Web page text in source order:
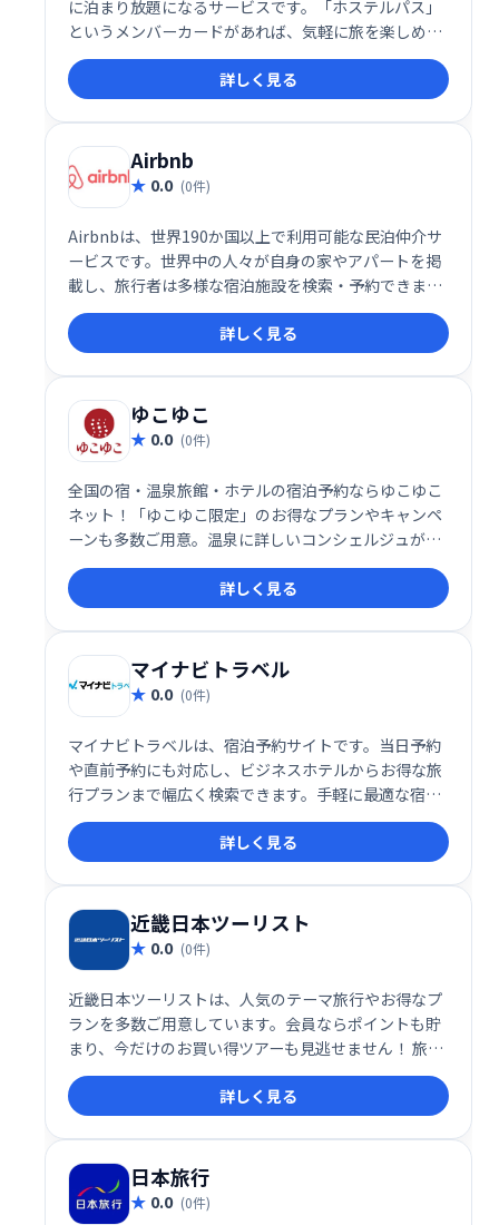
に泊まり放題になるサービスです。「ホステルパス」
というメンバーカードがあれば、気軽に旅を楽しめま
す。手軽な価格で、日本全国のホステルを自由に利用
できる、旅好きのための新しいスタイルの宿泊サービ
スです。
詳しく見る
Airbnb
0.0 (0件)
Airbnbは、世界190か国以上で利用可能な民泊仲介サ
ービスです。世界中の人々が自身の家やアパートを掲
載し、旅行者は多様な宿泊施設を検索・予約できま
す。個性的で魅力的な滞在先を見つけ、旅をより豊か
にするお手伝いをします。2008年創業以来、65,000都
市以上に広がるグローバルネットワークを提供してい
ます。
詳しく見る
ゆこゆこ
0.0 (0件)
全国の宿・温泉旅館・ホテルの宿泊予約ならゆこゆこ
ネット！「ゆこゆこ限定」のお得なプランやキャンペ
ーンも多数ご用意。温泉に詳しいコンシェルジュが、
あなたにぴったりの旅をサポートします。素敵な温泉
旅行を、ゆこゆこで叶えましょう！
詳しく見る
マイナビトラベル
0.0 (0件)
マイナビトラベルは、宿泊予約サイトです。当日予約
や直前予約にも対応し、ビジネスホテルからお得な旅
行プランまで幅広く検索できます。手軽に最適な宿・
ホテルを見つけられるので、急な旅行計画にも便利で
す。
詳しく見る
近畿日本ツーリスト
0.0 (0件)
近畿日本ツーリストは、人気のテーマ旅行やお得なプ
ランを多数ご用意しています。会員ならポイントも貯
まり、今だけのお買い得ツアーも見逃せません！ 旅行
のご予約はぜひ近畿日本ツーリストへ。企画担当者お
すすめのプランも充実しており、皆様の旅をサポート
いたします。
詳しく見る
日本旅行
0.0 (0件)